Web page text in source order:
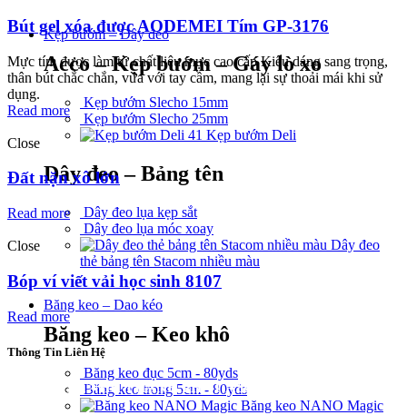
Kẹp bướm – Dây đeo
Acco – Kẹp bướm – Gáy lò xo
Kẹp bướm Slecho 15mm
Kẹp bướm Slecho 25mm
Kẹp bướm Deli
Dây đeo – Bảng tên
Dây đeo lụa kẹp sắt
Dây đeo lụa móc xoay
Dây đeo
thẻ bảng tên Stacom nhiều màu
Băng keo – Dao kéo
Băng keo – Keo khô
Băng keo đục 5cm - 80yds
Băng keo trong 5cm - 80yds
Băng keo NANO Magic
Bút gel xóa được AODEMEI Tím GP-3176
Mực tím được làm từ chất liệu mực cao cấp Kiểu dáng sang trọng,
thân bút chắc chắn, vừa với tay cầm, mang lại sự thoải mái khi sử
dụng.
Read more
Close
Đất nặn xô lớn
Read more
Close
Bóp ví viết vải học sinh 8107
Read more
Thông Tin Liên Hệ
CÔNG TY TNHH THÀNH PHÁT A&B